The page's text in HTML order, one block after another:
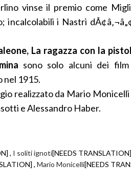
vinse il premio come
incalcolabili i Nastri
La ragazza con la
sono solo alcuni dei
nel 1915.
realizzato da Mario
e Alessandro Haber.
, I soliti ignoti[NEEDS
, Mario Monicelli[NEEDS